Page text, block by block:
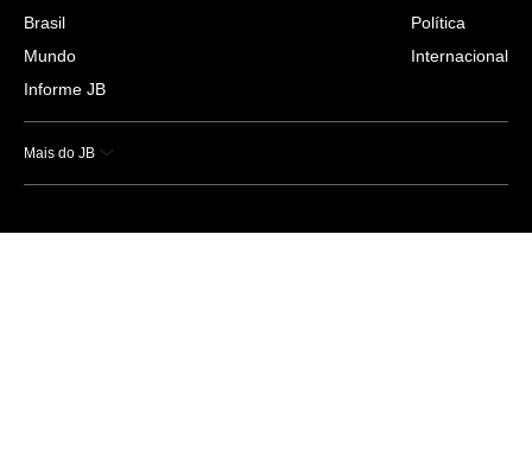
Brasil
Mundo
Informe JB
Política
Internacional
Mais do JB
Esportes